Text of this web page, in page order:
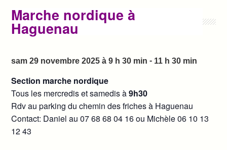
Marche nordique à
Haguenau
sam 29 novembre 2025 à 9 h 30 min - 11 h 30 min
Section marche nordique
Tous les mercredis et samedis à9h30
Rdv au parking du chemin des friches à Haguenau
Contact: Daniel au07 68 68 04 16 ou Michèle 06 10 13
12 43